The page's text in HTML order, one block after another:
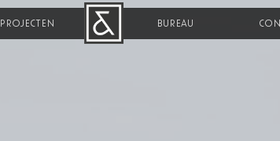
PROJECTEN B&R BUREAU